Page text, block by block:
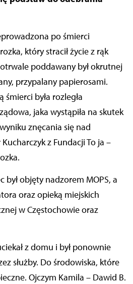
po śmierci
który stracił życie z rąk
poddawany był okrutnej
przypalany papierosami.
była rozległa
jaka wystąpiła na skutek
znęcania się nad
z Fundacji To ja –
był objęty nadzorem MOPS, a
oraz opieką miejskich
w Częstochowie oraz
z domu i był ponownie
służby. Do środowiska, które
Ojczym Kamila – Dawid B.